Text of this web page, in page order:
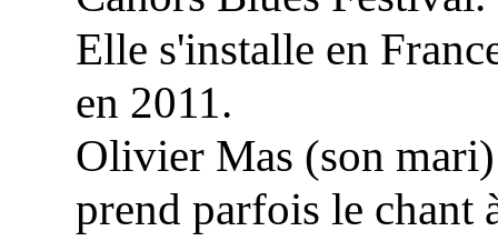
Elle s'installe en
en 2011.
Olivier Mas (son
prend parfois le chant